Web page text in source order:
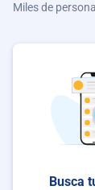
Miles de
Busca